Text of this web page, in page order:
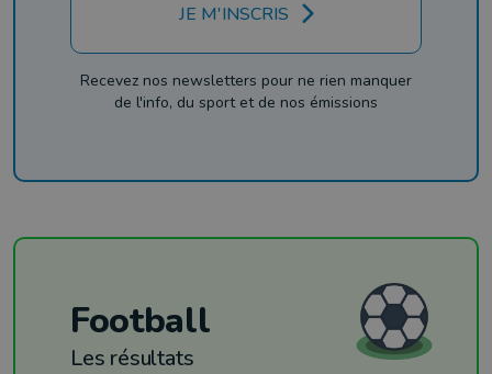
JE M'INSCRIS
Recevez nos newsletters pour ne rien manquer
de l'info, du sport et de nos émissions
Football
Les résultats